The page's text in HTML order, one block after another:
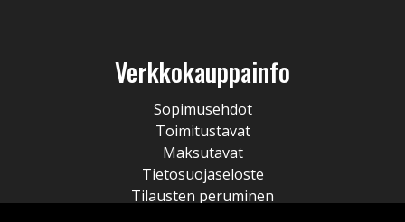
Verkkokauppainfo
Sopimusehdot
Toimitustavat
Maksutavat
Tietosuojaseloste
Tilausten peruminen